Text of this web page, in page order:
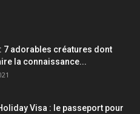
7 adorables créatures dont
la connaissance...
Visa : le passeport pour